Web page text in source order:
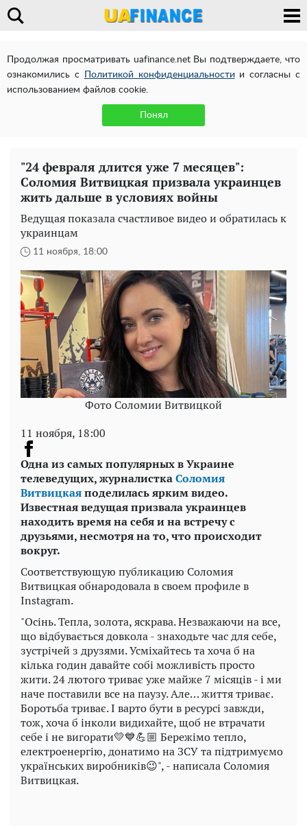
Продолжая просматривать uafinance.net Вы подтверждаете, что
ознакомились с
Политикой конфиденциальности и согласны с
использованием файлов cookie.
Понял
"24 февраля длится уже 7 месяцев":
Соломия Витвицкая призвала украинцев
жить дальше в условиях войны
Ведущая показала счастливое видео и обратилась к
украинцам
11 ноября, 18:00
Фото Соломии Витвицкой
11 ноября, 18:00
Одна из самых популярных в Украине
телеведущих, журналисткаСоломия
Витвицкаяподелилась ярким видео.
Известная ведущая призвала украинцев
находить время на себя и на встречу с
друзьями, несмотря на то, что происходит
вокруг.
Соответствующую публикацию Соломия
Витвицкая обнародовала в своем профиле в
Instagram.
"Осінь. Тепла, золота, яскрава. Незважаючи на все,
що відбувається довкола - знаходьте час для себе,
зустрічей з друзями. Усміхайтесь та хоча б на
кілька годин давайте собі можливість просто
жити. 24 лютого триває уже майже 7 місяців - і ми
наче поставили все на паузу. Але… життя триває.
Боротьба триває. І варто бути в ресурсі завжди,
тож, хоча б інколи видихайте, щоб не втрачати
себе і не вигорати💛💙💪🏼 Бережімо тепло,
електроенергію, донатимо на ЗСУ та підтримуємо
українських виробників😉", - написала Соломия
Витвицкая.